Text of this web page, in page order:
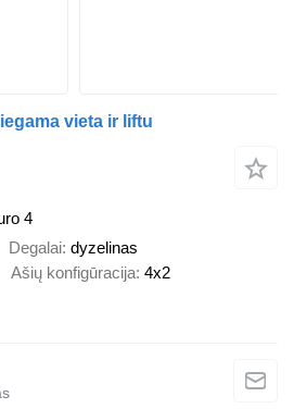
vieta ir liftu
4
Degalai dyzelinas
Ašių konfigūracija 4x2